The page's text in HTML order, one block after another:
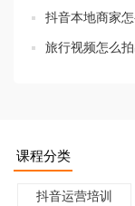
抖音本地商家
旅行视频怎么
课程分类
抖音运营培训